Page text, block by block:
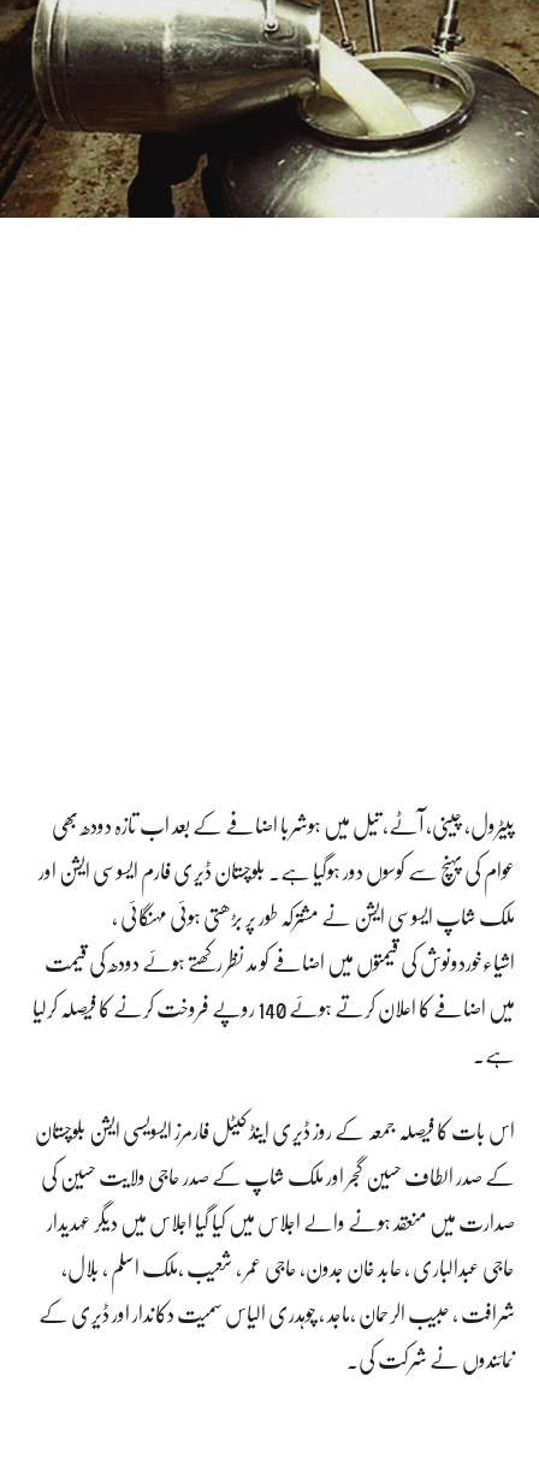
پیٹرول، چینی، آٹے، تیل میں ہوشربا اضافے کے بعد اب تازہ دودھ بھی
عوام کی پہنچ سے کوسوں دور ہوگیا ہے۔ بلوچستان ڈیری فارم ایسوسی ایشن اور
ملک شاپ ایسوسی ایشن نے مشترکہ طور پر بڑھتی ہوئی مہنگائی ،
اشیاءخوردونوش کی قیمتوں میں اضافے کو مد نظر رکھتے ہوئے دودھ کی قیمت
میں اضافے کا اعلان کرتے ہوئے 140 روپے فروخت کرنے کا فیصلہ کرلیا
ہے۔
اس بات کا فیصلہ جمعہ کے روز ڈیری اینڈ کیٹل فارمرز ایسویسی ایشن بلوچستان
کے صدر الطاف حسین گجر اور ملک شاپ کے صدر حاجی ولایت حسین کی
صدارت میں منعقد ہونے والے اجلاس میں کیا گیا اجلاس میں دیگر عہدیدار
حاجی عبدالباری ، عابد خان جدون، حاجی عمر ، شعیب ،ملک اسلم ، بلال،
شرافت ، حبیب الرحمان ،ماجد ، چوہدری الیاس سمیت دکاندار اور ڈیری کے
نمائندوں نے شرکت کی۔